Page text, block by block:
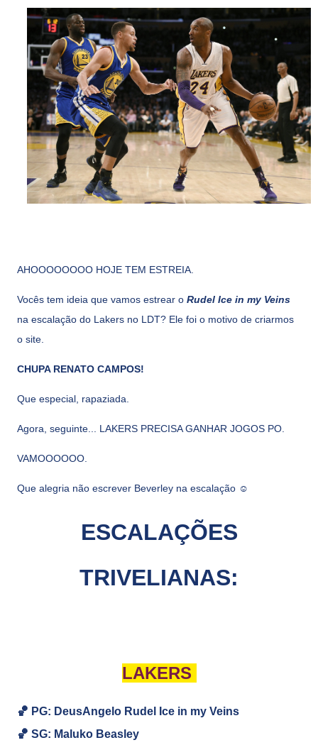
AHOOOOOOOO HOJE TEM ESTREIA.
Vocês tem ideia que vamos estrear o Rudel Ice in my Veins
na escalação do Lakers no LDT? Ele foi o motivo de criarmos
o site.
CHUPA RENATO CAMPOS!
Que especial, rapaziada.
Agora, seguinte... LAKERS PRECISA GANHAR JOGOS PO.
VAMOOOOOO.
Que alegria não escrever Beverley na escalação ☺
ESCALAÇÕES
TRIVELIANAS:
LAKERS
🏀 PG: DeusAngelo Rudel Ice in my Veins
🏀 SG: Maluko Beasley